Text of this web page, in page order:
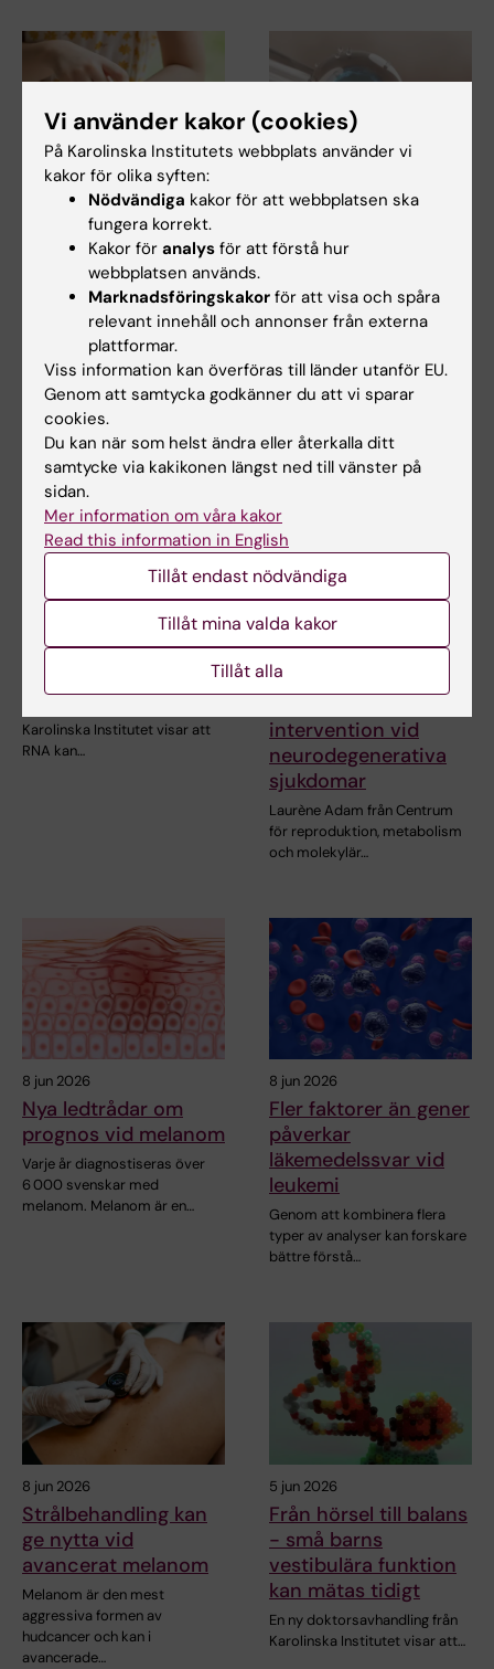
6 jul 2026
Doktorand får
stipendium för
forskning om hur
eksem påverkar skola
och yrkesliv
Anna Winther är en av tre KI-
doktorander som har tilldelats
årets Kerstin…
9 jun 2026
låg risk för barns
befruktning
En ny doktorsavhandling från
hälsoutfallen…
RNA påverkar cellers
Karolinska Institutet visar att
RNA kan…
8 jun 2026
Avhandling lyfter
lovande strategi för
intervention vid
neurodegenerativa
sjukdomar
Laurène Adam från Centrum
för reproduktion, metabolism
och molekylär…
8 jun 2026
Nya ledtrådar om
prognos vid melanom
Varje år diagnostiseras över
6 000 svenskar med
melanom. Melanom är en…
8 jun 2026
Fler faktorer än gener
påverkar
läkemedelssvar vid
leukemi
Genom att kombinera flera
typer av analyser kan forskare
bättre förstå…
8 jun 2026
Strålbehandling kan
ge nytta vid
avancerat melanom
Melanom är den mest
aggressiva formen av
hudcancer och kan i
avancerade…
5 jun 2026
Från hörsel till balans
- små barns
vestibulära funktion
kan mätas tidigt
En ny doktorsavhandling från
Karolinska Institutet visar att…
Vi använder kakor (cookies)
På Karolinska Institutets webbplats använder vi
kakor för olika syften:
Nödvändiga kakor för att webbplatsen ska
fungera korrekt.
Kakor för analys för att förstå hur
webbplatsen används.
Marknadsföringskakor för att visa och spåra
relevant innehåll och annonser från externa
plattformar.
Viss information kan överföras till länder utanför EU.
Genom att samtycka godkänner du att vi sparar
cookies.
Du kan när som helst ändra eller återkalla ditt
samtycke via kakikonen längst ned till vänster på
sidan.
Mer information om våra kakor
Read this information in English
Tillåt endast nödvändiga
Tillåt mina valda kakor
Tillåt alla